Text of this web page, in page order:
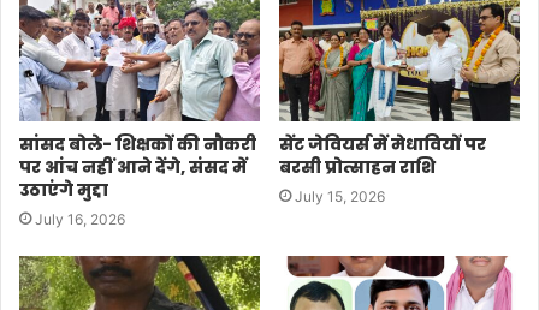
सांसद बोले- शिक्षकों की नौकरी
पर आंच नहीं आने देंगे, संसद में
उठाएंगे मुद्दा
July 16, 2026
सेंट जेवियर्स में मेधावियों पर
बरसी प्रोत्साहन राशि
July 15, 2026